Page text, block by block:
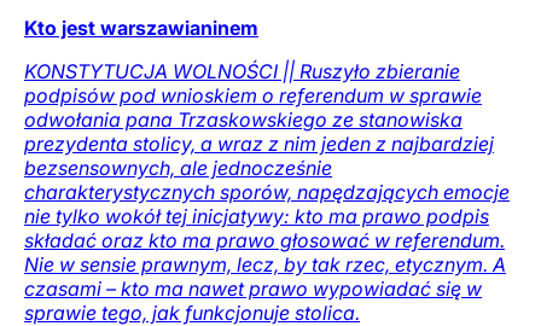
Kto jest warszawianinem
KONSTYTUCJA WOLNOŚCI || Ruszyło zbieranie
podpisów pod wnioskiem o referendum w sprawie
odwołania pana Trzaskowskiego ze stanowiska
prezydenta stolicy, a wraz z nim jeden z najbardziej
bezsensownych, ale jednocześnie
charakterystycznych sporów, napędzających emocje
nie tylko wokół tej inicjatywy: kto ma prawo podpis
składać oraz kto ma prawo głosować w referendum.
Nie w sensie prawnym, lecz, by tak rzec, etycznym. A
czasami – kto ma nawet prawo wypowiadać się w
sprawie tego, jak funkcjonuje stolica.